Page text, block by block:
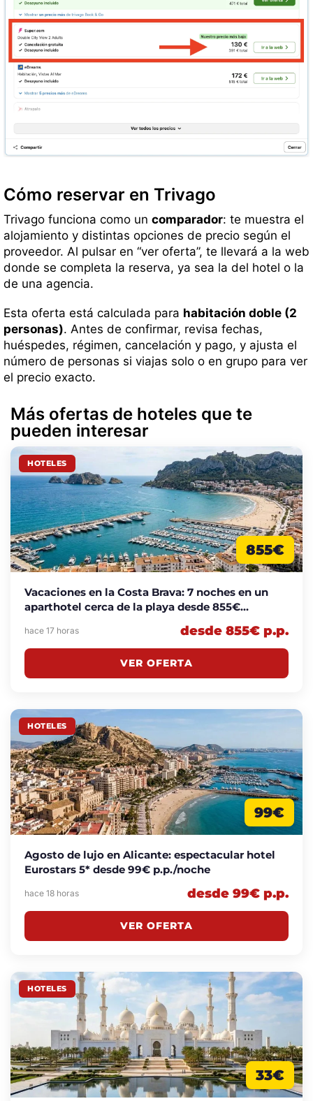
Cómo reservar en Trivago
Trivago funciona como un comparador: te muestra el
alojamiento y distintas opciones de precio según el
proveedor. Al pulsar en “ver oferta”, te llevará a la web
donde se completa la reserva, ya sea la del hotel o la
de una agencia.
Esta oferta está calculada para habitación doble (2
personas). Antes de confirmar, revisa fechas,
huéspedes, régimen, cancelación y pago, y ajusta el
número de personas si viajas solo o en grupo para ver
el precio exacto.
Más ofertas de hoteles que te
pueden interesar
HOTELES
855€
Vacaciones en la Costa Brava: 7 noches en un
aparthotel cerca de la playa desde 855€
hace 17 horas desde 855€ p.p.
VER OFERTA
HOTELES
99€
Agosto de lujo en Alicante: espectacular hotel
Eurostars 5* desde 99€ p.p./noche
hace 18 horas desde 99€ p.p.
VER OFERTA
HOTELES
33€